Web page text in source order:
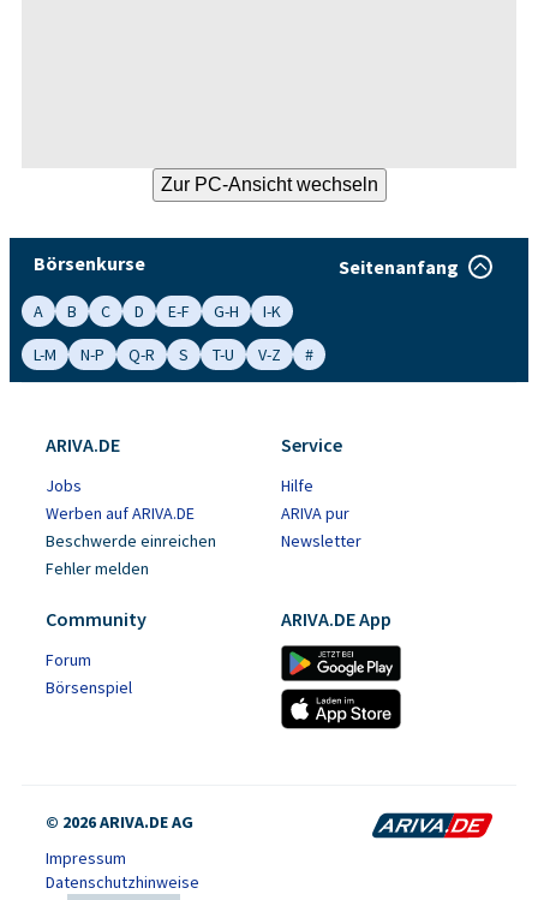
Börsenkurse Seitenanfang
A B C D E-F G-H
I-K
L-M
N-P Q-R S T-U V-Z #
ARIVA.DE
Jobs
Werben auf ARIVA.DE
Beschwerde einreichen
Fehler melden
Service
Hilfe
ARIVA pur
Newsletter
Community
Forum
Börsenspiel
ARIVA.DE App
© 2026 ARIVA.DE AG
Impressum
Datenschutzhinweise